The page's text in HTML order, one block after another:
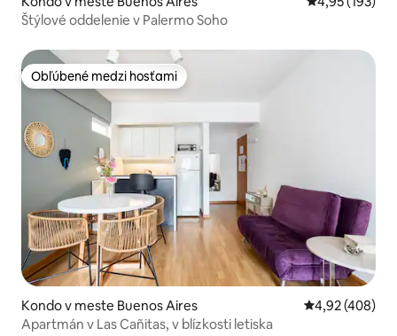
Štýlové oddelenie v Palermo Soho
Obľúbené medzi hosťami
Obľúbené medzi hosťami
Kondo v meste Buenos Aires Priemerné
4,92 (408)
Apartmán v Las Cañitas, v blízkosti letiska